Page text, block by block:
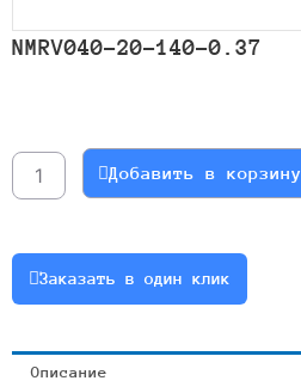
NMRV040-20-140-0.37
NMRV040-
20-
Добавить в корзину
Заказать в один клик
Описание